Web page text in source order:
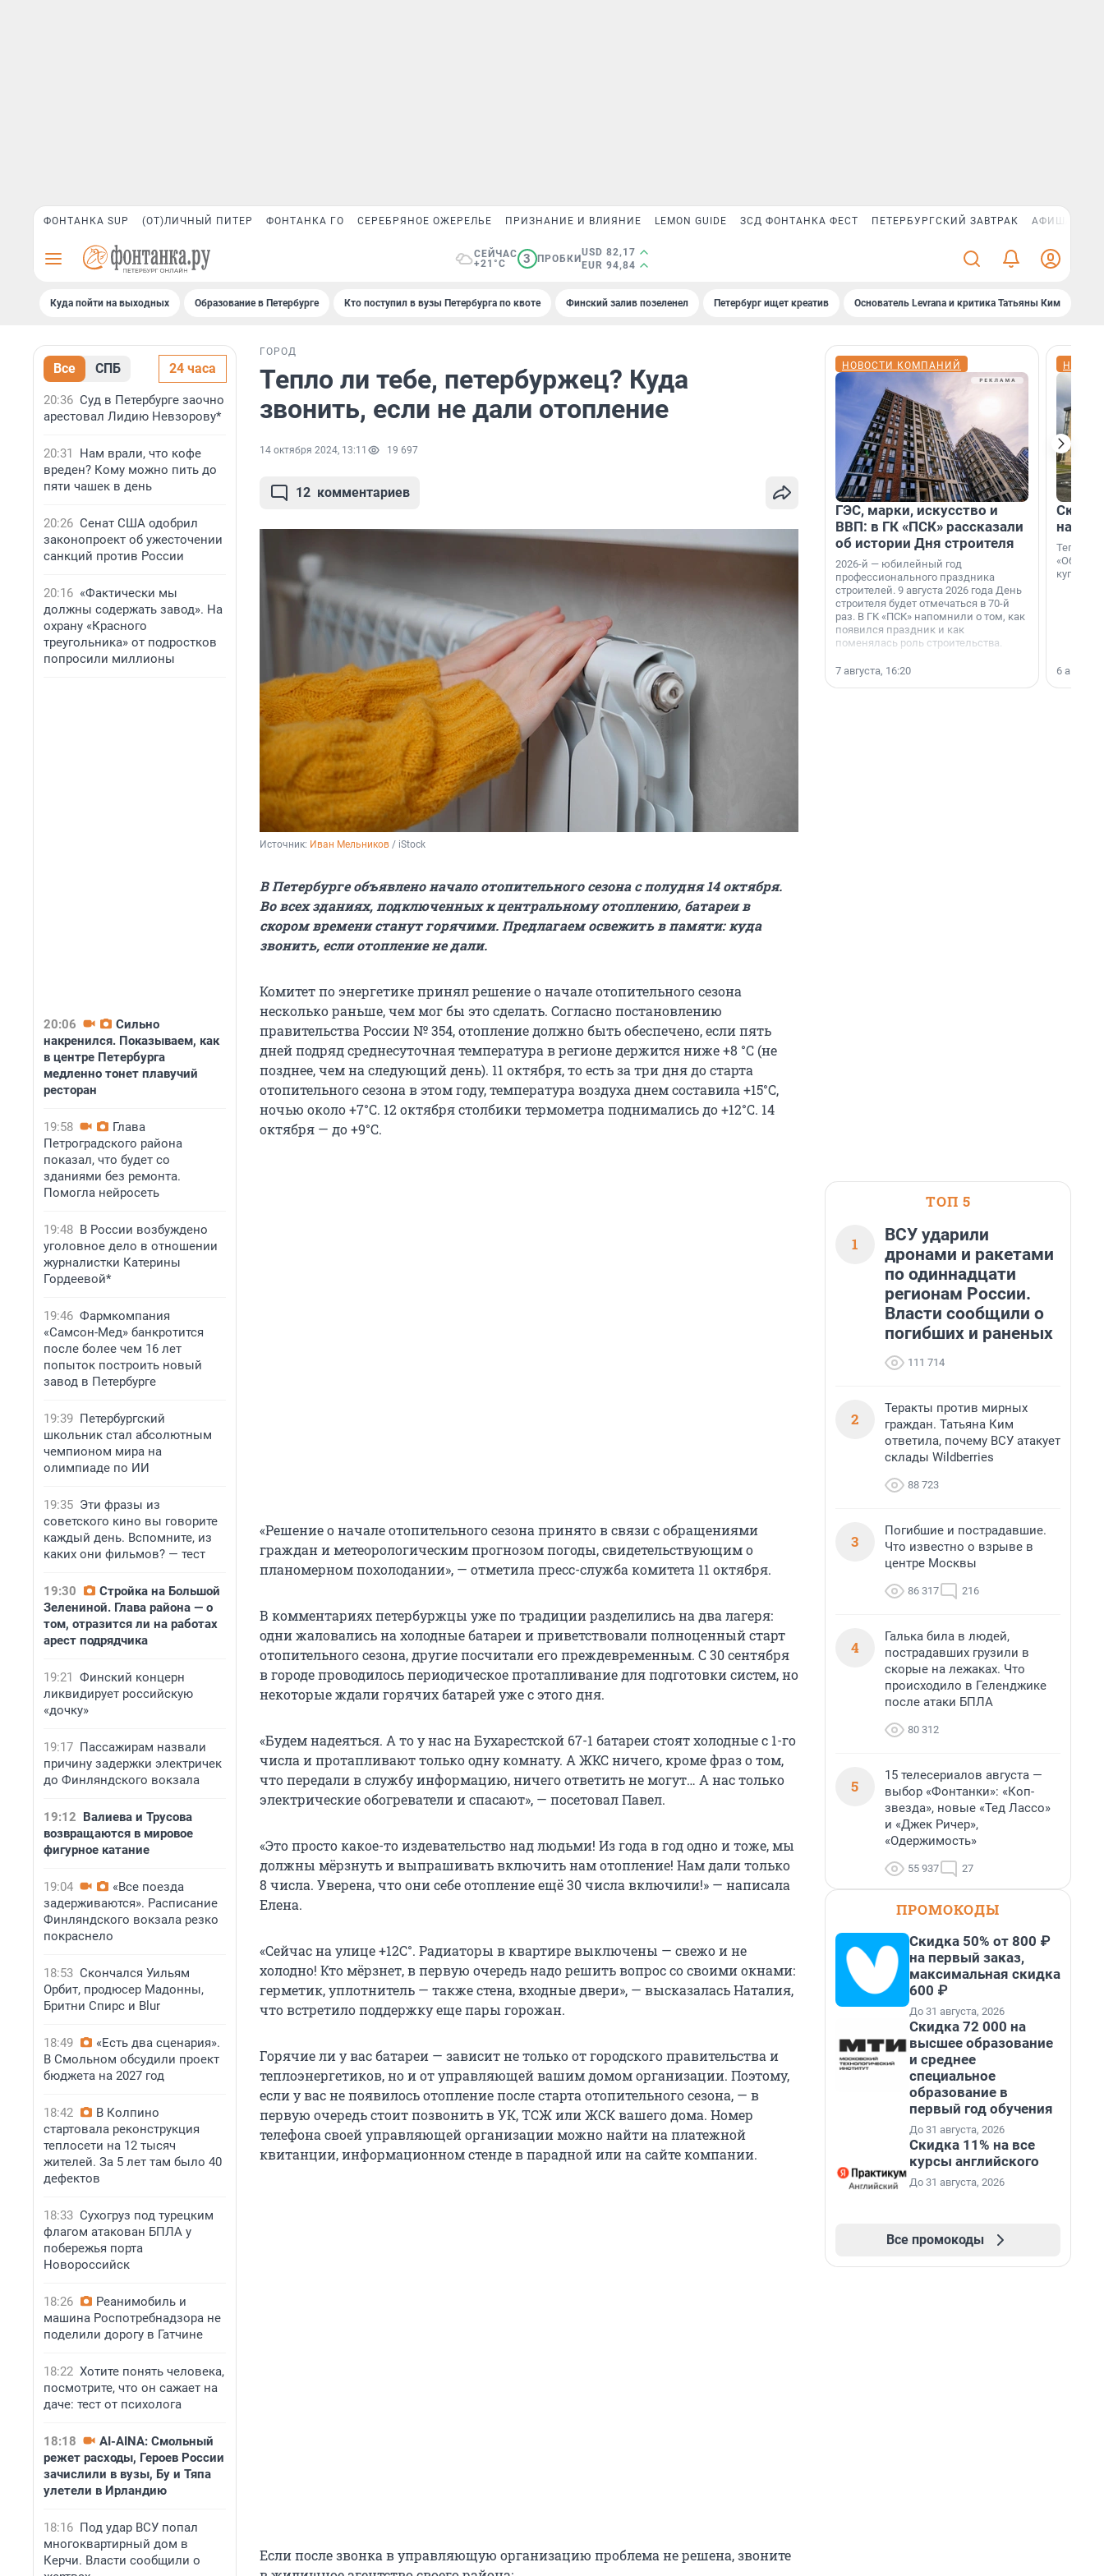
ФОНТАНКА SUP (ОТ)ЛИЧНЫЙ ПИТЕР ФОНТАНКА ГО СЕРЕБРЯНОЕ ОЖЕРЕЛЬЕ ПРИЗНАНИЕ И ВЛИЯНИЕ LEMON GUIDE ЗСД ФОНТАНКА ФЕСТ ПЕТЕРБУРГСКИЙ ЗАВТРАК АФИША PLUS
СЕЙЧАС
+21°C
3 ПРОБКИ
USD 82,17
EUR 94,84
Куда пойти на выходных Образование в Петербурге Кто поступил в вузы Петербурга по квоте Финский залив позеленел Петербург ищет креатив Основатель Levrana и критика Татьяны Ким
Все СПБ 24 часа
20:36 Суд в Петербурге заочно
арестовал Лидию Невзорову*
20:31
Нам врали, что кофе
вреден? Кому можно пить до
пяти чашек в день
20:26 Сенат США одобрил
законопроект об ужесточении
санкций против России
20:16 «Фактически мы
должны содержать завод». На
охрану «Красного
треугольника» от подростков
попросили миллионы
20:06
Сильно
накренился. Показываем, как
в центре Петербурга
медленно тонет плавучий
ресторан
19:58
Глава
Петроградского района
показал, что будет со
зданиями без ремонта.
Помогла нейросеть
19:48 В России возбуждено
уголовное дело в отношении
журналистки Катерины
Гордеевой*
19:46 Фармкомпания
«Самсон-Мед» банкротится
после более чем 16 лет
попыток построить новый
завод в Петербурге
19:39 Петербургский
школьник стал абсолютным
чемпионом мира на
олимпиаде по ИИ
19:35 Эти фразы из
советского кино вы говорите
каждый день. Вспомните, из
каких они фильмов? — тест
19:30
Стройка на Большой
Зелениной. Глава района — о
том, отразится ли на работах
арест подрядчика
19:21 Финский концерн
ликвидирует российскую
«дочку»
19:17 Пассажирам назвали
причину задержки электричек
до Финляндского вокзала
19:12 Валиева и Трусова
возвращаются в мировое
фигурное катание
19:04
«Все поезда
задерживаются». Расписание
Финляндского вокзала резко
покраснело
18:53 Скончался Уильям
Орбит, продюсер Мадонны,
Бритни Спирс и Blur
18:49
«Есть два сценария».
В Смольном обсудили проект
бюджета на 2027 год
18:42
В Колпино
стартовала реконструкция
теплосети на 12 тысяч
жителей. За 5 лет там было 40
дефектов
18:33 Сухогруз под турецким
флагом атакован БПЛА у
побережья порта
Новороссийск
18:26
Реанимобиль и
машина Роспотребнадзора не
поделили дорогу в Гатчине
18:22 Хотите понять человека,
посмотрите, что он сажает на
даче: тест от психолога
18:18
AI-AINA: Смольный
режет расходы, Героев России
зачислили в вузы, Бу и Тяпа
улетели в Ирландию
18:16 Под удар ВСУ попал
многоквартирный дом в
Керчи. Власти сообщили о
ГОРОД
Тепло ли тебе, петербуржец? Куда
звонить, если не дали отопление
14 октября 2024, 13:11 19 697
12 комментариев
Источник: Иван Мельников / iStock
В Петербурге объявлено начало отопительного сезона с полудня 14 октября.
Во всех зданиях, подключенных к центральному отоплению, батареи в
скором времени станут горячими. Предлагаем освежить в памяти: куда
звонить, если отопление не дали.
Комитет по энергетике принял решение о начале отопительного сезона
несколько раньше, чем мог бы это сделать. Согласно постановлению
правительства России № 354, отопление должно быть обеспечено, если пять
дней подряд среднесуточная температура в регионе держится ниже +8 °C (не
позднее, чем на следующий день). 11 октября, то есть за три дня до старта
отопительного сезона в этом году, температура воздуха днем составила +15°C,
ночью около +7°C. 12 октября столбики термометра поднимались до +12°C. 14
октября — до +9°C.
«Решение о начале отопительного сезона принято в связи с обращениями
граждан и метеорологическим прогнозом погоды, свидетельствующим о
планомерном похолодании», — отметила пресс-служба комитета 11 октября.
В комментариях петербуржцы уже по традиции разделились на два лагеря:
одни жаловались на холодные батареи и приветствовали полноценный старт
отопительного сезона, другие посчитали его преждевременным. С 30 сентября
в городе проводилось периодическое протапливание для подготовки систем, но
некоторые ждали горячих батарей уже с этого дня.
«Будем надеяться. А то у нас на Бухарестской 67-1 батареи стоят холодные с 1-го
числа и протапливают только одну комнату. А ЖКС ничего, кроме фраз о том,
что передали в службу информацию, ничего ответить не могут… А нас только
электрические обогреватели и спасают», — посетовал Павел.
«Это просто какое-то издевательство над людьми! Из года в год одно и тоже, мы
должны мёрзнуть и выпрашивать включить нам отопление! Нам дали только
8 числа. Уверена, что они себе отопление ещё 30 числа включили!» — написала
Елена.
«Сейчас на улице +12С°. Радиаторы в квартире выключены — свежо и не
холодно! Кто мёрзнет, в первую очередь надо решить вопрос со своими окнами:
герметик, уплотнитель — также стена, входные двери», — высказалась Наталия,
что встретило поддержку еще пары горожан.
Горячие ли у вас батареи — зависит не только от городского правительства и
теплоэнергетиков, но и от управляющей вашим домом организации. Поэтому,
если у вас не появилось отопление после старта отопительного сезона, — в
первую очередь стоит позвонить в УК, ТСЖ или ЖСК вашего дома. Номер
телефона своей управляющей организации можно найти на платежной
квитанции, информационном стенде в парадной или на сайте компании.
Если после звонка в управляющую организацию проблема не решена, звоните
НОВОСТИ КОМПАНИЙ
ГЭС, марки, искусство и
ВВП: в ГК «ПСК» рассказали
об истории Дня строителя
2026-й — юбилейный год
профессионального праздника
строителей. 9 августа 2026 года День
строителя будет отмечаться в 70-й
раз. В ГК «ПСК» напомнили о том, как
появился праздник и как
поменялась роль строительства.
7 августа, 16:20
на
Теперь
купить
6
ТОП 5
1
ВСУ ударили
дронами и ракетами
по одиннадцати
регионам России.
Власти сообщили о
погибших и раненых
111 714
2
Теракты против мирных
граждан. Татьяна Ким
ответила, почему ВСУ атакует
склады Wildberries
88 723
3
Погибшие и пострадавшие.
Что известно о взрыве в
центре Москвы
86 317 216
4
Галька била в людей,
пострадавших грузили в
скорые на лежаках. Что
происходило в Геленджике
после атаки БПЛА
80 312
5
15 телесериалов августа —
выбор «Фонтанки»: «Коп-
звезда», новые «Тед Лассо»
и «Джек Ричер»,
«Одержимость»
55 937 27
ПРОМОКОДЫ
Скидка 50% от 800 ₽
на первый заказ,
максимальная скидка
600 ₽
До 31 августа, 2026
Скидка 72 000 на
высшее образование
и среднее
специальное
образование в
первый год обучения
До 31 августа, 2026
Скидка 11% на все
курсы английского
До 31 августа, 2026
Все промокоды